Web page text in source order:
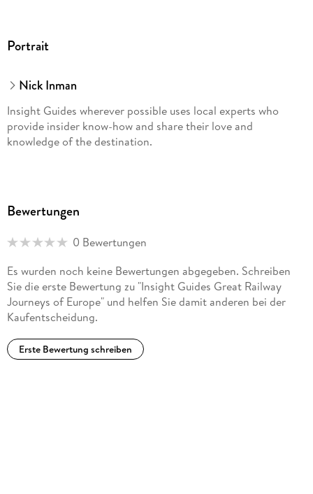
Portrait
Nick Inman
Insight Guides wherever possible uses local experts who
provide insider know-how and share their love and
knowledge of the destination.
Bewertungen
0 Bewertungen
Es wurden noch keine Bewertungen abgegeben. Schreiben
Sie die erste Bewertung zu "Insight Guides Great Railway
Journeys of Europe" und helfen Sie damit anderen bei der
Kaufentscheidung.
Erste Bewertung schreiben